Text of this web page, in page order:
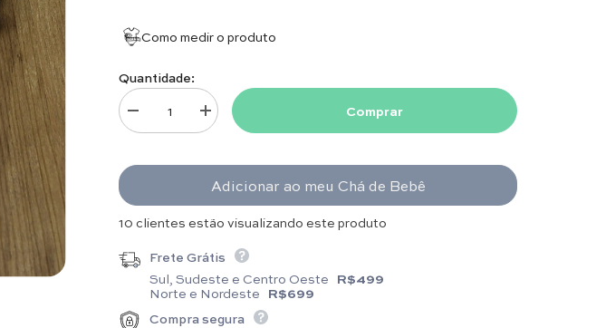
Como medir o produto
Quantidade:
Diminuir quantidade para Touca Algodão - Letra B - Escolha a Cor
Aumentar quantidade para Touca Algodão - Letra B - Escolha a Cor
Comprar
Adicionar ao meu Chá de Bebê
2 clientes estão visualizando este produto
Frete Grátis
Sul, Sudeste e Centro Oeste R$499
Norte e Nordeste R$699
Compra segura